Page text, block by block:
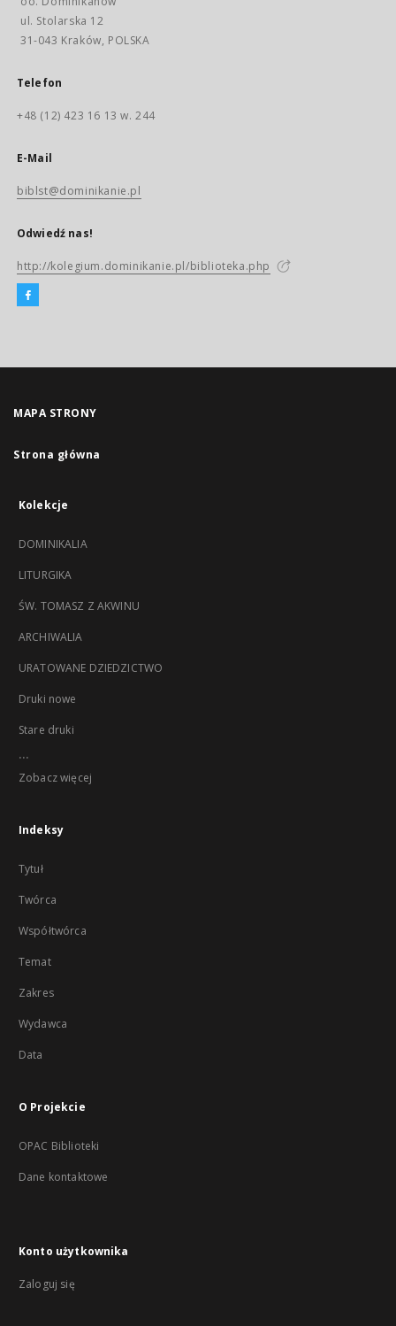
ul. Stolarska 12
31-043 Kraków, POLSKA
Telefon
+48 (12) 423 16 13 w. 244
E-Mail
biblst@dominikanie.pl
Odwiedź nas!
http://kolegium.dominikanie.pl/biblioteka.php
MAPA STRONY
Strona główna
Kolekcje
DOMINIKALIA
LITURGIKA
ŚW. TOMASZ Z AKWINU
ARCHIWALIA
URATOWANE DZIEDZICTWO
Druki nowe
Stare druki
...
Zobacz więcej
Indeksy
Tytuł
Twórca
Współtwórca
Temat
Zakres
Wydawca
Data
O Projekcie
OPAC Biblioteki
Dane kontaktowe
Konto użytkownika
Zaloguj się